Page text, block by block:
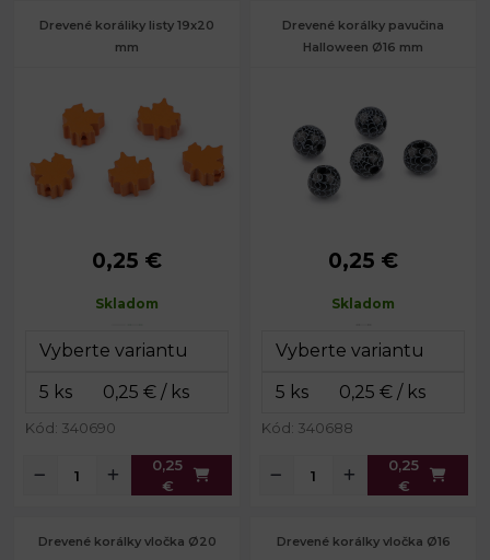
Drevené koráliky listy 19x20
mm
19 mm
Prievlak:
2 mm
0,25 €
Skladom
Kód: 340690
0,25
€
Drevené korálky pavučina
Halloween Ø16 mm
Priemer:
16 mm
0,25 €
Skladom
Kód: 340688
0,25
€
Drevené korálky vločka Ø20
Drevené korálky vločka Ø16